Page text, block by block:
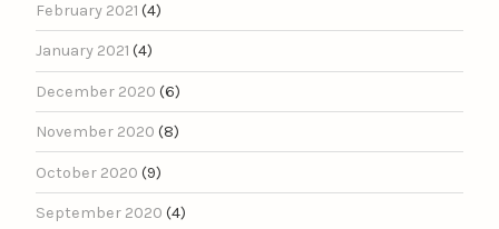
February 2021 (4)
January 2021 (4)
December 2020 (6)
November 2020 (8)
October 2020 (9)
September 2020 (4)